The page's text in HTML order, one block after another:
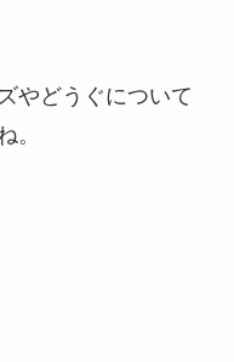
やどうぐについて
。